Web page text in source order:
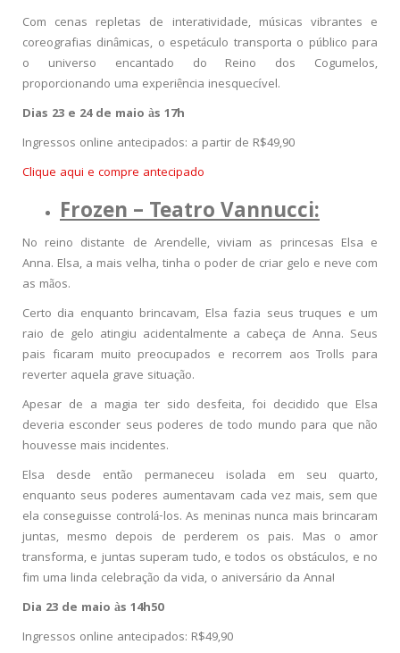
Com cenas repletas de interatividade, músicas vibrantes e
coreografias dinâmicas, o espetáculo transporta o público para
o universo encantado do Reino dos Cogumelos,
proporcionando uma experiência inesquecível.
Dias 23 e 24 de maio às 17h
Ingressos online antecipados: a partir de R$49,90
Clique aqui e compre antecipado
Frozen – Teatro Vannucci:
No reino distante de Arendelle, viviam as princesas Elsa e
Anna. Elsa, a mais velha, tinha o poder de criar gelo e neve com
as mãos.
Certo dia enquanto brincavam, Elsa fazia seus truques e um
raio de gelo atingiu acidentalmente a cabeça de Anna. Seus
pais ficaram muito preocupados e recorrem aos Trolls para
reverter aquela grave situação.
Apesar de a magia ter sido desfeita, foi decidido que Elsa
deveria esconder seus poderes de todo mundo para que não
houvesse mais incidentes.
Elsa desde então permaneceu isolada em seu quarto,
enquanto seus poderes aumentavam cada vez mais, sem que
ela conseguisse controlá-los. As meninas nunca mais brincaram
juntas, mesmo depois de perderem os pais. Mas o amor
transforma, e juntas superam tudo, e todos os obstáculos, e no
fim uma linda celebração da vida, o aniversário da Anna!
Dia 23 de maio às 14h50
Ingressos online antecipados: R$49,90